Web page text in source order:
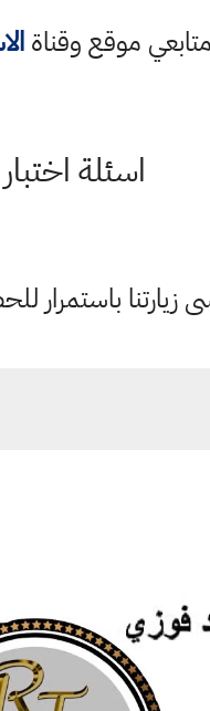
موقع وقناة
اسئلة
زيارتنا